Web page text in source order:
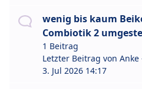
wenig bis kaum
Combiotik 2
1 Beitrag
Letzter Beitrag von Anke
3. Jul 2026 14:17